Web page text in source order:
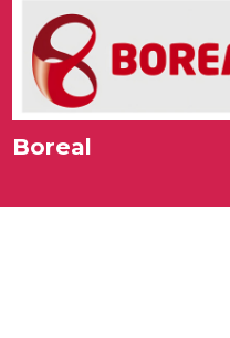
Boreal